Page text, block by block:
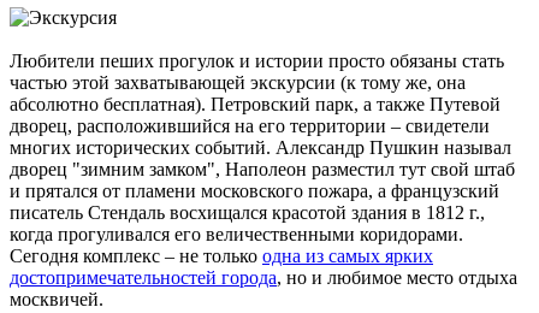
Любители пеших прогулок и истории просто обязаны стать
частью этой захватывающей экскурсии (к тому же, она
абсолютно бесплатная). Петровский парк, а также Путевой
дворец, расположившийся на его территории – свидетели
многих исторических событий. Александр Пушкин называл
дворец "зимним замком", Наполеон разместил тут свой штаб
и прятался от пламени московского пожара, а французский
писатель Стендаль восхищался красотой здания в 1812 г.,
когда прогуливался его величественными коридорами.
Сегодня комплекс – не только одна из самых ярких
достопримечательностей города, но и любимое место отдыха
москвичей.